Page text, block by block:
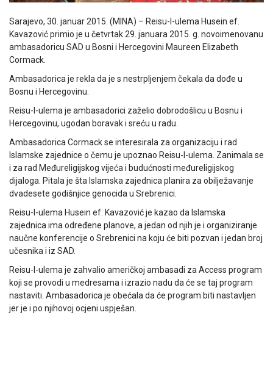
Sarajevo, 30. januar 2015. (MINA) – Reisu-l-ulema Husein ef.
Kavazović primio je u četvrtak 29. januara 2015. g. novoimenovanu
ambasadoricu SAD u Bosni i Hercegovini Maureen Elizabeth
Cormack.
Ambasadorica je rekla da je s nestrpljenjem čekala da dođe u
Bosnu i Hercegovinu.
Reisu-l-ulema je ambasadorici zaželio dobrodošlicu u Bosnu i
Hercegovinu, ugodan boravak i sreću u radu.
Ambasadorica Cormack se interesirala za organizaciju i rad
Islamske zajednice o čemu je upoznao Reisu-l-ulema. Zanimala se
i za rad Međureligijskog vijeća i budućnosti međureligijskog
dijaloga. Pitala je šta Islamska zajednica planira za obilježavanje
dvadesete godišnjice genocida u Srebrenici.
Reisu-l-ulema Husein ef. Kavazović je kazao da Islamska
zajednica ima određene planove, a jedan od njih je i organiziranje
naučne konferencije o Srebrenici na koju će biti pozvan i jedan broj
učesnika i iz SAD.
Reisu-l-ulema je zahvalio američkoj ambasadi za Access program
koji se provodi u medresama i izrazio nadu da će se taj program
nastaviti. Ambasadorica je obećala da će program biti nastavljen
jer je i po njihovoj ocjeni uspješan.